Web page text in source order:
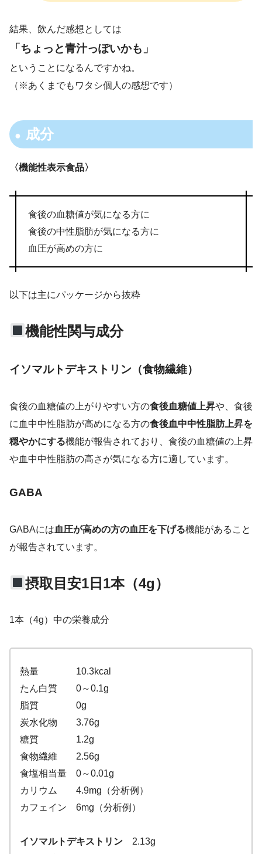
結果、飲んだ感想としては
「ちょっと青汁っぽいかも」
ということになるんですかね。
（※あくまでもワタシ個人の感想です）
成分
〈機能性表示食品〉
食後の血糖値が気になる方に
食後の中性脂肪が気になる方に
血圧が高めの方に
以下は主にパッケージから抜粋
機能性関与成分
イソマルトデキストリン（食物繊維）
食後の血糖値の上がりやすい方の食後血糖値上昇や、食後
に血中中性脂肪が高めになる方の食後血中中性脂肪上昇を
穏やかにする機能が報告されており、食後の血糖値の上昇
や血中中性脂肪の高さが気になる方に適しています。
GABA
GABAには血圧が高めの方の血圧を下げる機能があること
が報告されています。
摂取目安1日1本（4g）
1本（4g）中の栄養成分
熱量 10.3kcal
たん白質 0～0.1g
脂質 0g
炭水化物 3.76g
糖質 1.2g
食物繊維 2.56g
食塩相当量 0～0.01g
カリウム 4.9mg（分析例）
カフェイン 6mg（分析例）
イソマルトデキストリン 2.13g